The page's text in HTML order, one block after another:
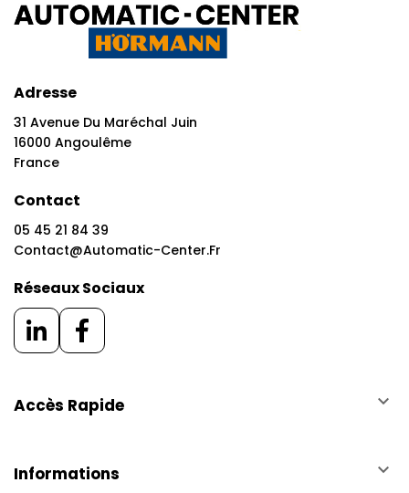
Adresse
31 Avenue Du Maréchal Juin
16000 Angoulême
France
Contact
05 45 21 84 39
Contact@automatic-Center.fr
Réseaux Sociaux
Accès Rapide keyboard_arrow_down
Informations keyboard_arrow_down